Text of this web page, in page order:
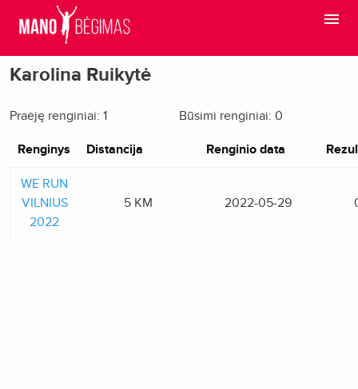
Karolina Ruikytė
Praėję renginiai: 1 Būsimi renginiai: 0
Renginys Distancija Renginio data
WE RUN
VILNIUS
2022
5 KM 2022-05-29